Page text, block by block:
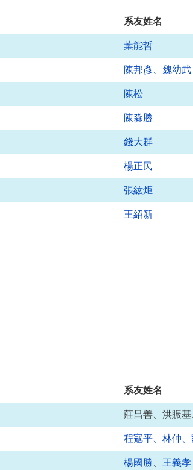
系友姓名
葉能哲
陳邦彥、魏幼武
陳松
陳淼勝
錢大群
楊正民
張紘炬
王紹新
系友姓名
莊昌善、洪賑
程寇平、林仲、
楊國勝、 王義孝